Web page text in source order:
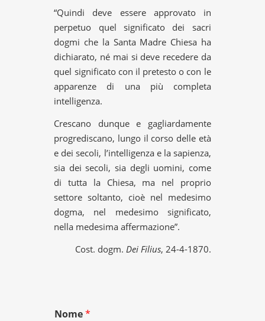
“Quindi deve essere approvato in
perpetuo quel significato dei sacri
dogmi che la Santa Madre Chiesa ha
dichiarato, né mai si deve recedere da
quel significato con il pretesto o con le
apparenze di una più completa
intelligenza.
Crescano dunque e gagliardamente
progrediscano, lungo il corso delle età
e dei secoli, l’intelligenza e la sapienza,
sia dei secoli, sia degli uomini, come
di tutta la Chiesa, ma nel proprio
settore soltanto, cioè nel medesimo
dogma, nel medesimo significato,
nella medesima affermazione”.
Cost. dogm. Dei Filius, 24-4-1870.
Nome*